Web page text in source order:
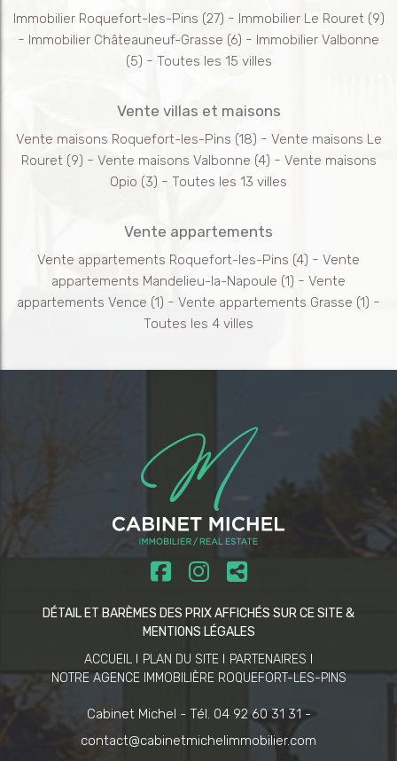
Immobilier Roquefort-les-Pins (27) - Immobilier Le Rouret(9)
- Immobilier Châteauneuf-Grasse (6) - Immobilier Valbonne
(5) - Toutes les 15 villes
Vente villas et maisons
Vente maisons Roquefort-les-Pins (18) - Vente maisons Le
Rouret(9) - Vente maisons Valbonne (4) - Vente maisons
Opio (3) - Toutes les 13 villes
Vente appartements
Vente appartements Roquefort-les-Pins (4) - Vente
appartements Mandelieu-la-Napoule (1) - Vente
appartements Vence (1) - Vente appartements Grasse (1) -
Toutes les 4 villes
DÉTAIL ET BARÈMES DES PRIX AFFICHÉS SUR CE SITE &
MENTIONS LÉGALES
ACCUEIL
PLAN DU SITE
PARTENAIRES
NOTRE AGENCE IMMOBILIÈRE ROQUEFORT-LES-PINS
Cabinet Michel - Tél. 04 92 60 31 31 -
contact@cabinetmichelimmobilier.com